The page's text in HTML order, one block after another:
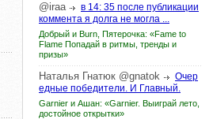
@iraa
в 14: 35 после публикации
коммента я долга не могла ...
Добрый и Burn, Пятерочка: «Fame to
Flame Попадай в ритмы, тренды и
призы»
Наталья Гнатюк @gnatok
Очер
едные победители. И Главный.
Garnier и Ашан: «Garnier. Выиграй лето,
достойное открытки»